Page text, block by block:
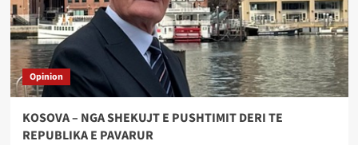
Opinion
KOSOVA – NGA SHEKUJT E PUSHTIMIT DERI TE
REPUBLIKA E PAVARUR